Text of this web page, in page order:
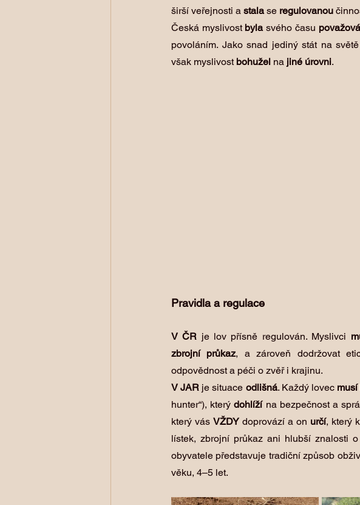
širší veřejnosti a stala se regulovanou
Česká myslivost byla svého času
povoláním. Jako snad jediný stát na
však myslivost bohužel na jiné úrovni.
Pravidla a regulace
V ČR je lov přísně regulován. Myslivci
zbrojní průkaz, a zároveň dodržovat
odpovědnost a péči o zvěř i krajinu.
V JAR je situace odlišná. Každý lovec musí
hunter“), který dohlíží na bezpečnost a
který vás VŽDY doprovází a on určí, který
lístek, zbrojní průkaz ani hlubší znalosti
obyvatele představuje tradiční způsob
věku, 4–5 let.